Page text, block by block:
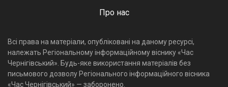
Про нас
Всі права на матеріали, опубліковані на даному ресурсі,
належать Регіональному інформаційному віснику «Час
Чернігівський». Будь-яке використання матеріалів без
письмового дозволу Регіонального інформаційного вісника
«Час Чернігівський» — заборонено.